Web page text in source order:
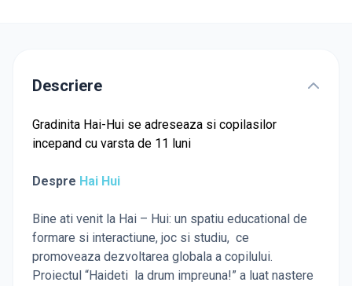
Descriere
Gradinita Hai-Hui se adreseaza si copilasilor
incepand cu varsta de 11 luni
Despre Hai Hui
Bine ati venit la Hai – Hui: un spatiu educational de
formare si interactiune, joc si studiu, ce
promoveaza dezvoltarea globala a copilului.
Proiectul “Haideti la drum impreuna!” a luat nastere